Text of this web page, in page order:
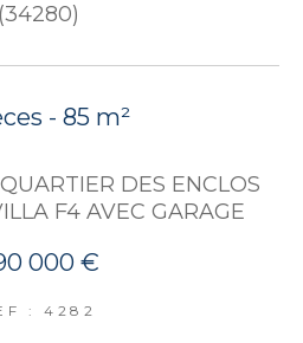
(34280)
- 85 m²
DES ENCLOS
F4 AVEC GARAGE
000 €
: 4282